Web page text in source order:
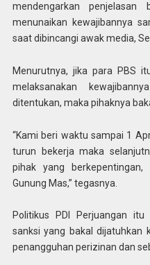
mendengarkan
menunaikan kewajibannya
saat dibincangi awak media,
Menurutnya, jika para PBS
melaksanakan
ditentukan, maka pihaknya
“Kami beri waktu sampai 1
turun bekerja maka
pihak yang
Gunung Mas,” tegasnya.
Politikus PDI Perjuangan
sanksi yang bakal dijatuhkan
penangguhan perizinan dan